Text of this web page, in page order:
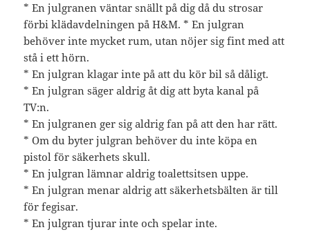
* En julgranen väntar snällt på dig då du strosar
förbi klädavdelningen på H&M. * En julgran
behöver inte mycket rum, utan nöjer sig fint med att
stå i ett hörn.
* En julgran klagar inte på att du kör bil så dåligt.
* En julgran säger aldrig åt dig att byta kanal på
TV:n.
* En julgranen ger sig aldrig fan på att den har rätt.
* Om du byter julgran behöver du inte köpa en
pistol för säkerhets skull.
* En julgran lämnar aldrig toalettsitsen uppe.
* En julgran menar aldrig att säkerhetsbälten är till
för fegisar.
* En julgran tjurar inte och spelar inte.